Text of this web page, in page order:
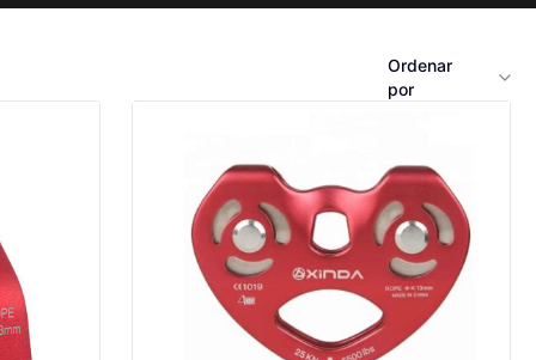
Ordenar
por